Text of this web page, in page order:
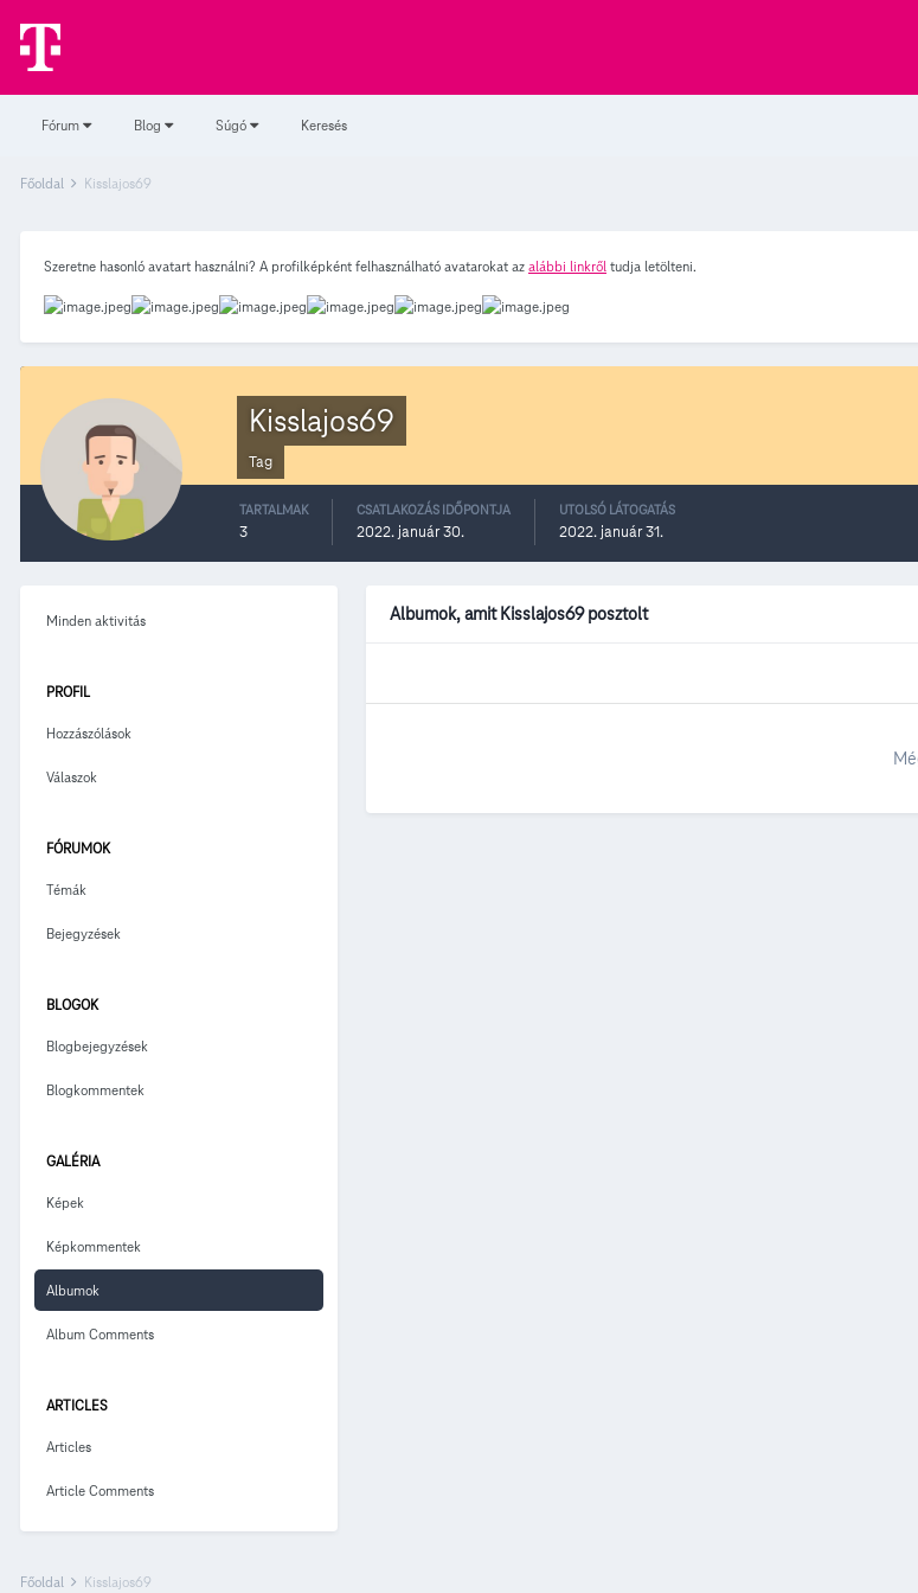
Fórum Blog Súgó Keresés
Főoldal Kisslajos69
Szeretne hasonló avatart használni? A profilképként felhasználható avatarokat az alábbi linkről tudja letölteni.
Kisslajos69
Tag
TARTALMAK
3
CSATLAKOZÁS IDŐPONTJA
2022. január 30.
UTOLSÓ LÁTOGATÁS
2022. január 31.
Minden aktivitás
PROFIL
Hozzászólások
Válaszok
FÓRUMOK
Témák
Bejegyzések
BLOGOK
Blogbejegyzések
Blogkommentek
GALÉRIA
Képek
Képkommentek
Albumok
Album Comments
ARTICLES
Articles
Article Comments
Albumok, amit Kisslajos69 posztolt
Főoldal Kisslajos69